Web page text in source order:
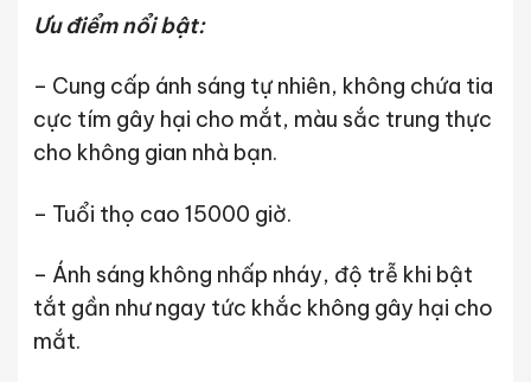
Ưu điểm nổi bật:
– Cung cấp ánh sáng tự nhiên, không chứa tia
cực tím gây hại cho mắt, màu sắc trung thực
cho không gian nhà bạn.
– Tuổi thọ cao 15000 giờ.
– Ánh sáng không nhấp nháy, độ trễ khi bật
tắt gần như ngay tức khắc không gây hại cho
mắt.